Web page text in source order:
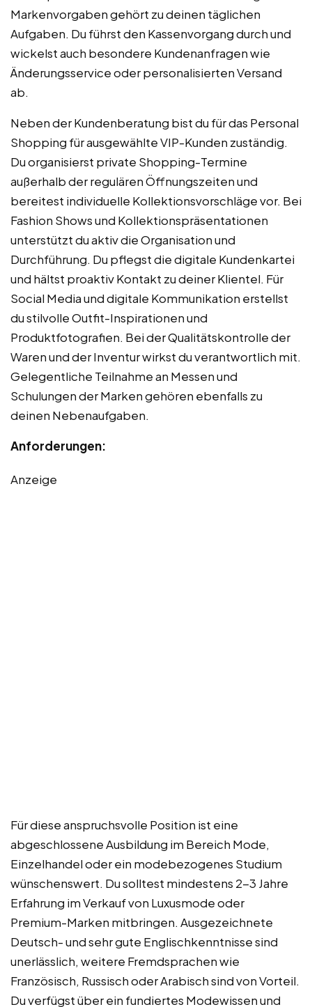
Markenvorgaben gehört zu deinen täglichen
Aufgaben. Du führst den Kassenvorgang durch und
wickelst auch besondere Kundenanfragen wie
Änderungsservice oder personalisierten Versand
ab.
Neben der Kundenberatung bist du für das Personal
Shopping für ausgewählte VIP-Kunden zuständig.
Du organisierst private Shopping-Termine
außerhalb der regulären Öffnungszeiten und
bereitest individuelle Kollektionsvorschläge vor. Bei
Fashion Shows und Kollektionspräsentationen
unterstützt du aktiv die Organisation und
Durchführung. Du pflegst die digitale Kundenkartei
und hältst proaktiv Kontakt zu deiner Klientel. Für
Social Media und digitale Kommunikation erstellst
du stilvolle Outfit-Inspirationen und
Produktfotografien. Bei der Qualitätskontrolle der
Waren und der Inventur wirkst du verantwortlich mit.
Gelegentliche Teilnahme an Messen und
Schulungen der Marken gehören ebenfalls zu
deinen Nebenaufgaben.
Anforderungen:
Anzeige
Für diese anspruchsvolle Position ist eine
abgeschlossene Ausbildung im Bereich Mode,
Einzelhandel oder ein modebezogenes Studium
wünschenswert. Du solltest mindestens 2-3 Jahre
Erfahrung im Verkauf von Luxusmode oder
Premium-Marken mitbringen. Ausgezeichnete
Deutsch- und sehr gute Englischkenntnisse sind
unerlässlich, weitere Fremdsprachen wie
Französisch, Russisch oder Arabisch sind von Vorteil.
Du verfügst über ein fundiertes Modewissen und